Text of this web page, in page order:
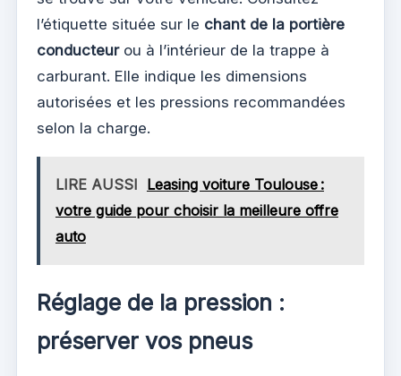
l’étiquette située sur le chant de la portière
conducteurou à l’intérieur de la trappe à
carburant. Elle indique les dimensions
autorisées et les pressions recommandées
selon la charge.
LIRE AUSSI Leasing voiture Toulouse :
votre guide pour choisir la meilleure offre
auto
Réglage de la pression :
préserver vos pneus